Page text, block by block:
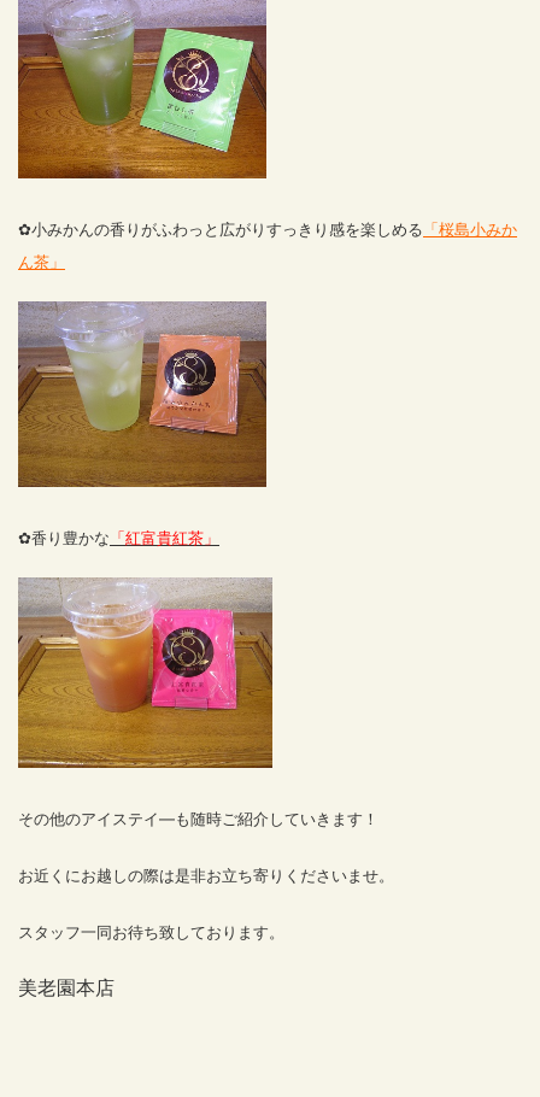
✿小みかんの香りがふわっと広がりすっきり感を楽しめる 「桜島小みか
ん茶」
✿香り豊かな 「紅富貴紅茶」
その他のアイステイ―も随時ご紹介していきます！
お近くにお越しの際は是非お立ち寄りくださいませ。
スタッフ一同お待ち致しております。
美老園本店